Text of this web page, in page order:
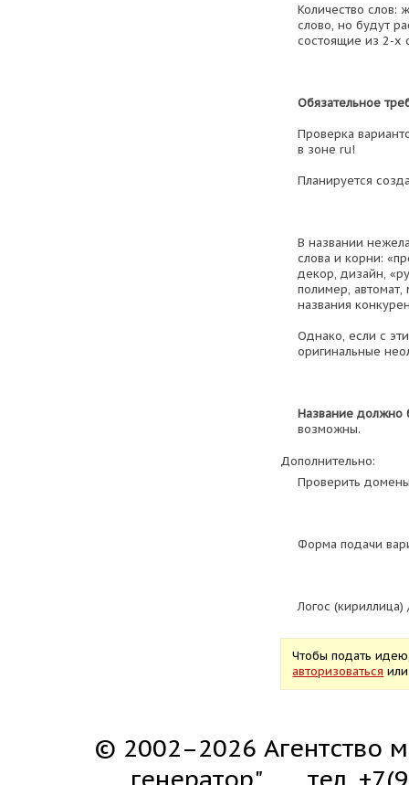
Количество слов:
слово, но будут
состоящие из 2-х
Обязательное
Проверка
в зоне ru!
Планируется
В названии
слова и корни:
декор, дизайн,
полимер, автомат,
названия
Однако, если с
оригинальные
Название должно
возможны.
Дополнительно:
Проверить
Форма подачи
Логос
Чтобы подать
авторизоваться
© 2002–2026 Агентство
генератор"
тел.